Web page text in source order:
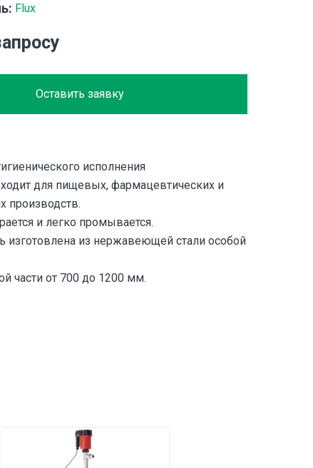
Flux
Оставить заявку
исполнения
для пищевых, фармацевтических и
производств.
и легко промывается.
изготовлена из нержавеющей стали особой
части от 700 до 1200 мм.